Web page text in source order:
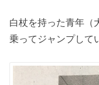
白杖を持った青年（
乗ってジャンプして